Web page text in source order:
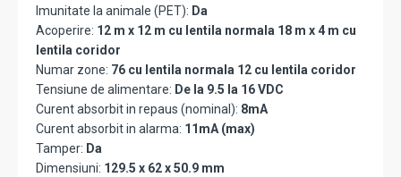
Imunitate la animale (PET): Da
Acoperire: 12 m x 12 m cu lentila normala 18 m x 4 m cu
lentila coridor
Numar zone: 76 cu lentila normala 12 cu lentila coridor
Tensiune de alimentare: De la 9.5 la 16 VDC
Curent absorbit in repaus (nominal): 8mA
Curent absorbit in alarma: 11mA (max)
Tamper: Da
Dimensiuni: 129.5 x 62 x 50.9 mm